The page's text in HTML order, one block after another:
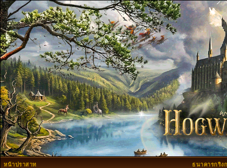
หน้าปราสาท ธนาคารกริง